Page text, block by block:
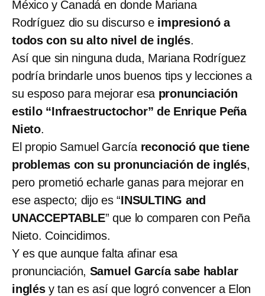
México y Canadá en donde Mariana
Rodríguez dio su discurso e impresionó a
todos con su alto nivel de inglés.
Así que sin ninguna duda, Mariana Rodríguez
podría brindarle unos buenos tips y lecciones a
su esposo para mejorar esa pronunciación
estilo “Infraestructochor” de Enrique Peña
Nieto.
El propio Samuel García reconoció que tiene
problemas con su pronunciación de inglés,
pero prometió echarle ganas para mejorar en
ese aspecto; dijo es “INSULTING and
UNACCEPTABLE” que lo comparen con Peña
Nieto. Coincidimos.
Y es que aunque falta afinar esa
pronunciación, Samuel García sabe hablar
inglésy tan es así que logró convencer a Elon